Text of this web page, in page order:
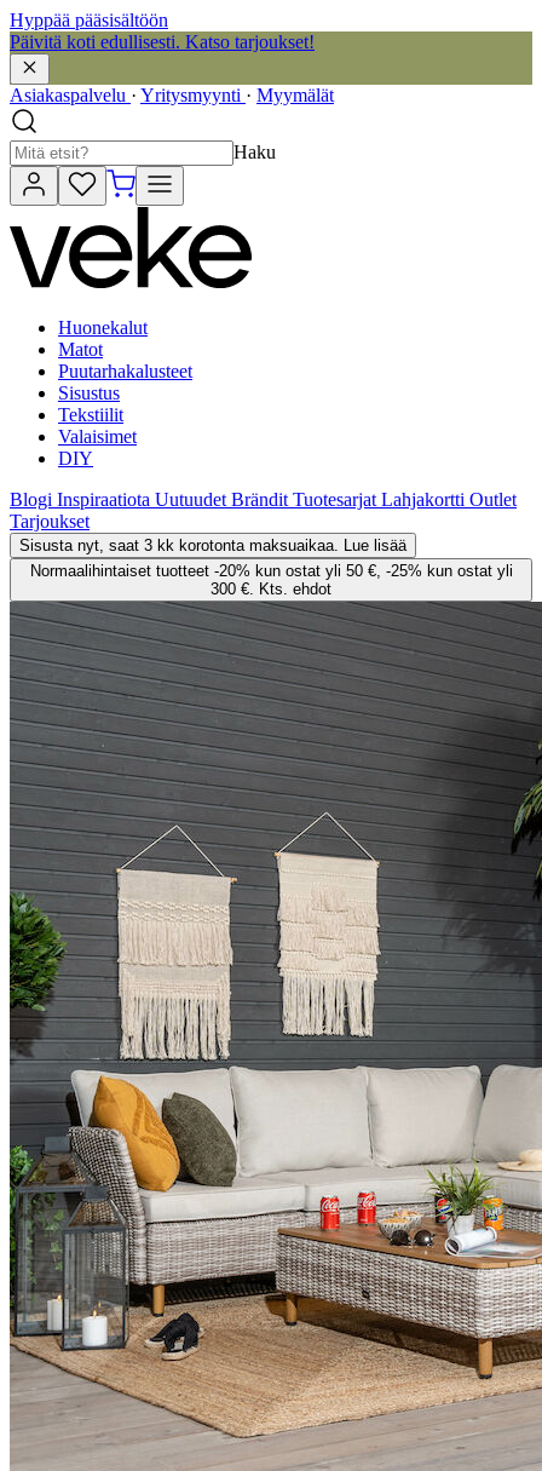
Hyppää pääsisältöön
Päivitä koti edullisesti. Katso tarjoukset!
Asiakaspalvelu · Yritysmyynti · Myymälät
Haku
Huonekalut
Matot
Puutarhakalusteet
Sisustus
Tekstiilit
Valaisimet
DIY
Blogi Inspiraatiota Uutuudet Brändit Tuotesarjat Lahjakortti Outlet
Tarjoukset
Sisusta nyt, saat 3 kk korotonta maksuaikaa. Lue lisää
Normaalihintaiset tuotteet -20% kun ostat yli 50 €, -25% kun ostat yli
300 €. Kts. ehdot